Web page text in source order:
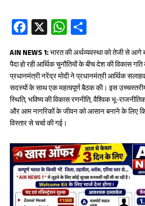
Fa
ce
b
oo
k
X W
ha
ts
A
p
p
ha
re
AIN NEWS 1:भारत की अर्थव्यवस्था को तेजी से
पैदा हो रही आर्थिक चुनौतियों के बीच देश की विकास
प्रधानमंत्री नरेंद्र मोदी ने प्रधानमंत्री आर्थिक
सदस्यों के साथ एक महत्वपूर्ण बैठक की। इस
स्थिति, भविष्य की विकास रणनीति, वैश्विक भू-
और आम नागरिकों के जीवन को आसान बनाने के लिए
विस्तार से चर्चा की गई।